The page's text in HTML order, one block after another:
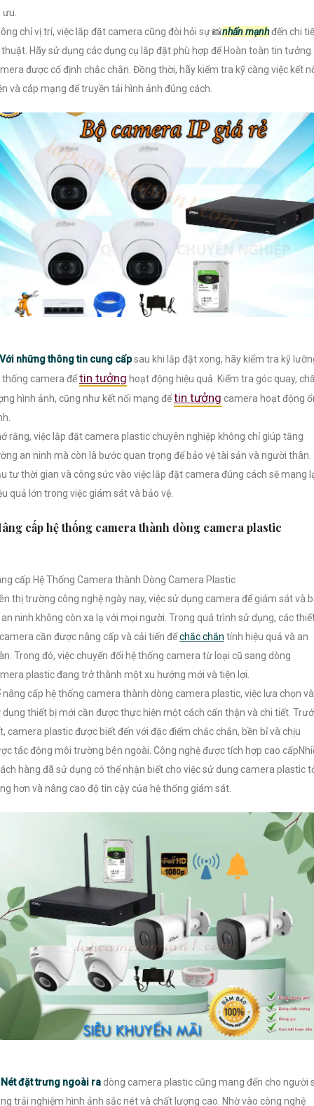
chỉ vị trí, việc lắp đặt camera cũng đòi hỏi sự 📸nhấn mạnhđến chi
thuật. Hãy sử dụng các dụng cụ lắp đặt phù hợp để Hoàn toàn tin tưởng
được cố định chắc chắn. Đồng thời, hãy kiểm tra kỹ càng việc kết
và cáp mạng để truyền tải hình ảnh đúng cách.
Với những thông tin cung cấpsau khi lắp đặt xong, hãy kiểm tra kỹ
thống camera đểtin tưởng hoạt động hiệu quả. Kiểm tra góc quay,
hình ảnh, cũng như kết nối mạng đểtin tưởng camera hoạt động
rằng, việc lắp đặt camera plastic chuyên nghiệp không chỉ giúp tăng
an ninh mà còn là bước quan trọng để bảo vệ tài sản và người thân.
tư thời gian và công sức vào việc lắp đặt camera đúng cách sẽ mang
quả lớn trong việc giám sát và bảo vệ.
cấp hệ thống camera thành dòng camera plastic
cấp Hệ Thống Camera thành Dòng Camera Plastic
thị trường công nghệ ngày nay, việc sử dụng camera để giám sát và
an ninh không còn xa lạ với mọi người. Trong quá trình sử dụng, các
cần được nâng cấp và cải tiến đểchắc chắn tính hiệu quả và an
Trong đó, việc chuyển đổi hệ thống camera từ loại cũ sang dòng
plastic đang trở thành một xu hướng mới và tiện lợi.
nâng cấp hệ thống camera thành dòng camera plastic, việc lựa chọn và
dụng thiết bị mới cần được thực hiện một cách cẩn thận và chi tiết.
camera plastic được biết đến với đặc điểm chắc chắn, bền bỉ và chịu
tác động môi trường bên ngoài. Công nghệ được tích hợp cao
hàng đã sử dụng có thể nhận biết cho việc sử dụng camera plastic
hơn và nâng cao độ tin cậy của hệ thống giám sát.
Nét đặt trưng ngoài ra dòng camera plastic cũng mang đến cho người
trải nghiệm hình ảnh sắc nét và chất lượng cao. Nhờ vào công nghệ